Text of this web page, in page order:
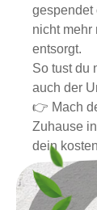
gespendet
nicht mehr
entsorgt.
So tust du
auch der
👉 Mach
Zuhause
dein